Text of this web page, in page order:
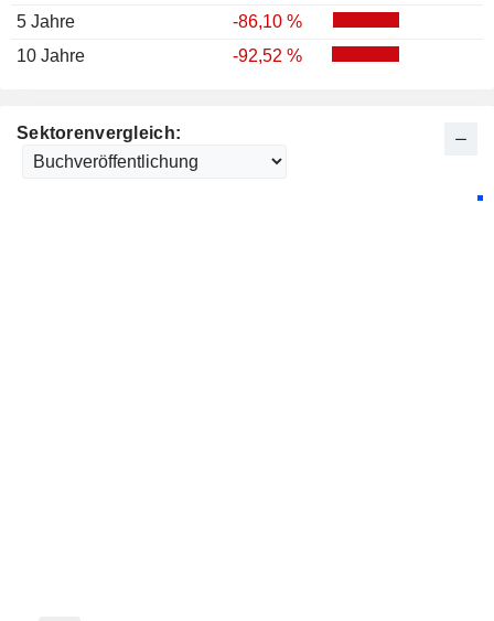
5 Jahre
-86,10 %
10 Jahre
-92,52 %
Sektorenvergleich: